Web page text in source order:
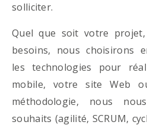
solliciter.
Quel que soit votre
besoins, nous choisirons
les technologies pour
mobile, votre site Web
méthodologie, nous
souhaits (agilité, SCRUM,